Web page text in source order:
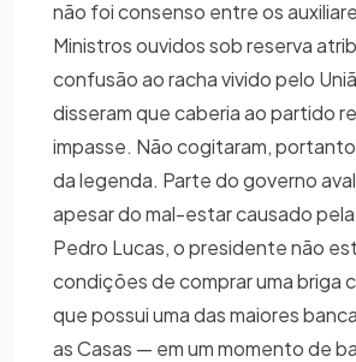
não foi consenso entre os
Ministros ouvidos sob reserva
confusão ao racha vivido pelo
disseram que caberia ao partido
impasse. Não cogitaram,
da legenda. Parte do governo
apesar do mal-estar causado
Pedro Lucas, o presidente não
condições de comprar uma briga
que possui uma das maiores
as Casas — em um momento de